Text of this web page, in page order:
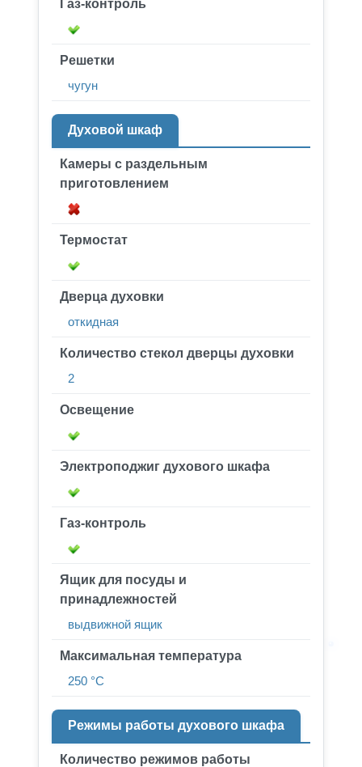
Газ-контроль
Решетки
чугун
Духовой шкаф
Камеры с раздельным
приготовлением
Термостат
Дверца духовки
откидная
Количество стекол дверцы духовки
2
Освещение
Электроподжиг духового шкафа
Газ-контроль
Ящик для посуды и
принадлежностей
выдвижной ящик
Максимальная температура
250 °C
Режимы работы духового шкафа
Количество режимов работы